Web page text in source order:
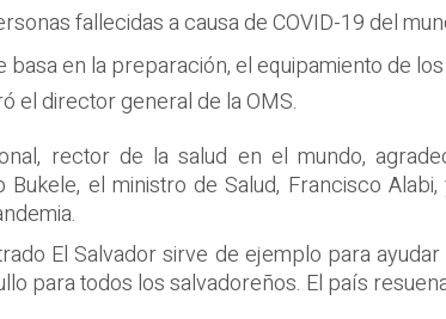
fallecidas a causa de COVID-19 del
basa en la preparación, el equipamiento de
el director general de la OMS.
rector de la salud en el mundo,
el ministro de Salud, Francisco
El Salvador sirve de ejemplo para
para todos los salvadoreños. El país